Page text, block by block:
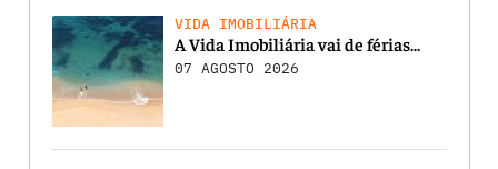
VIDA IMOBILIÁRIA
A Vida Imobiliária vai de férias…
07 AGOSTO 2026